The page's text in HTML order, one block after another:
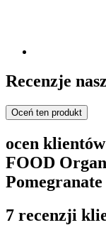
Recenzje
Oceń ten produkt
ocen
FOOD
7 recenzji